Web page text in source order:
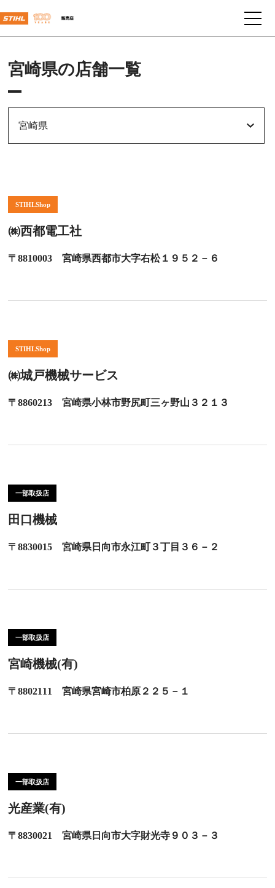
宮崎県の店舗一覧
宮崎県
STIHLShop
㈱西都電工社
〒8810003 宮崎県西都市大字右松１９５２－６
STIHLShop
㈱城戸機械サービス
〒8860213 宮崎県小林市野尻町三ヶ野山３２１３
一部取扱店
田口機械
〒8830015 宮崎県日向市永江町３丁目３６－２
一部取扱店
宮崎機械(有)
〒8802111 宮崎県宮崎市柏原２２５－１
一部取扱店
光産業(有)
〒8830021 宮崎県日向市大字財光寺９０３－３